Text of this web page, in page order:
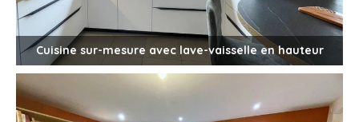
Cuisine sur-mesure avec lave-vaisselle en hauteur